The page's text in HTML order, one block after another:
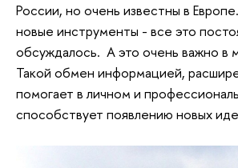
России, но очень известны в
новые инструменты - все это
обсуждалось. А это очень важно в
Такой обмен информацией,
помогает в личном и
способствует появлению новых